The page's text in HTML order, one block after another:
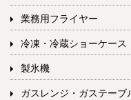
業務用フライヤー
冷凍・冷蔵ショーケース
製氷機
ガスレンジ・ガステーブ